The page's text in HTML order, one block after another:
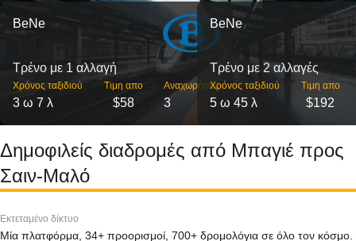
BeNe
Τρένο με 1 αλλαγή
Χρόνος ταξιδιού
3 ω 7 λ
Τιμη απο
$58
Αναχωρήσεις
3
BeNe
Τρένο με 2 αλλαγές
Χρόνος ταξιδιού
5 ω 45 λ
Τιμη απο
$192
Δημοφιλείς διαδρομές από Μπαγιέ προς
Σαιν-Μαλό
Εκτεταμένο δίκτυο
Μία πλατφόρμα, 34+ προορισμοί, 700+ δρομολόγια σε όλο τον κόσμο.